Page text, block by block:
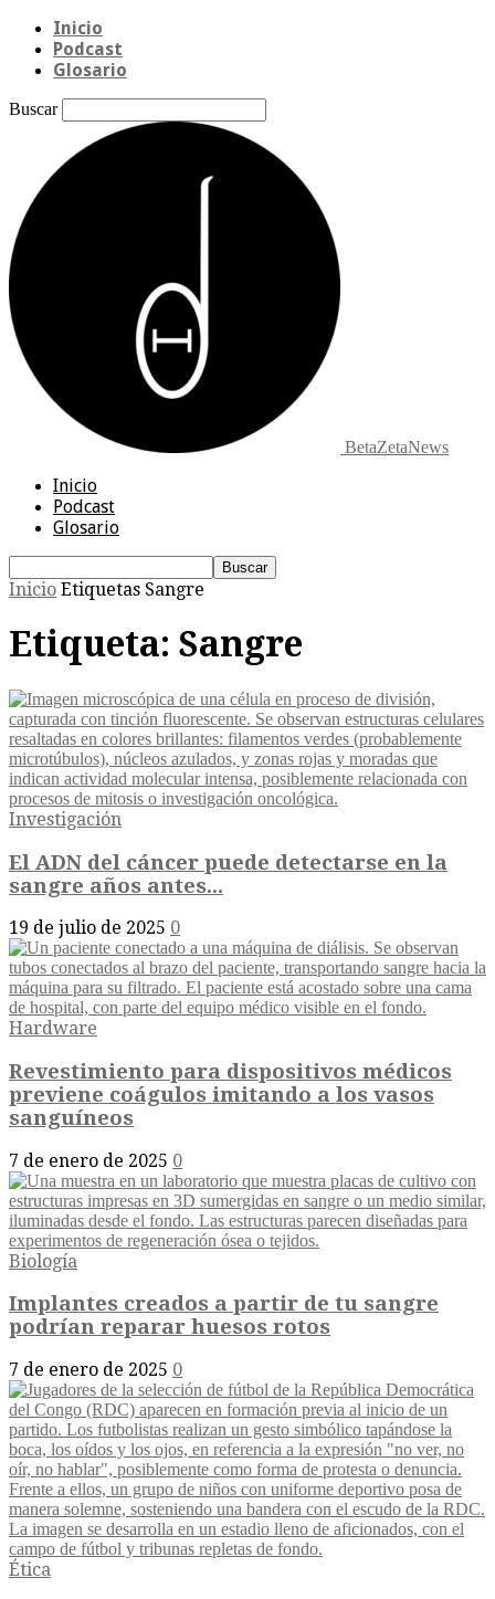
Inicio
Podcast
Glosario
Buscar
BetaZetaNews
Inicio
Podcast
Glosario
Inicio Etiquetas Sangre
Etiqueta: Sangre
Investigación
El ADN del cáncer puede detectarse en la
sangre años antes...
19 de julio de 2025 0
Hardware
Revestimiento para dispositivos médicos
previene coágulos imitando a los vasos
sanguíneos
7 de enero de 2025 0
Biología
Implantes creados a partir de tu sangre
podrían reparar huesos rotos
7 de enero de 2025 0
Ética